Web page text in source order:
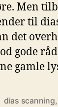
Men
til
det
gode
gamle
dias scanning,